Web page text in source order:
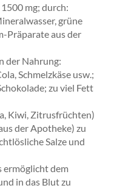
mg; durch:
grüne
Präparate aus der
der Nahrung:
Schmelzkäse usw.;
zu viel Fett
Kiwi, Zitrusfrüchten)
der Apotheke) zu
Salze und
ermöglicht dem
in das Blut zu